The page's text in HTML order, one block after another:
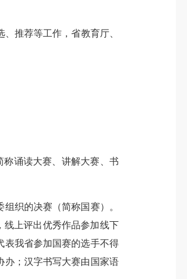
推荐等工作，省教育厅、
诵读大赛、讲解大赛、书
织的决赛（简称国赛）。
线上评出优秀作品参加线下
表我省参加国赛的选手不得
办；汉字书写大赛由国家语